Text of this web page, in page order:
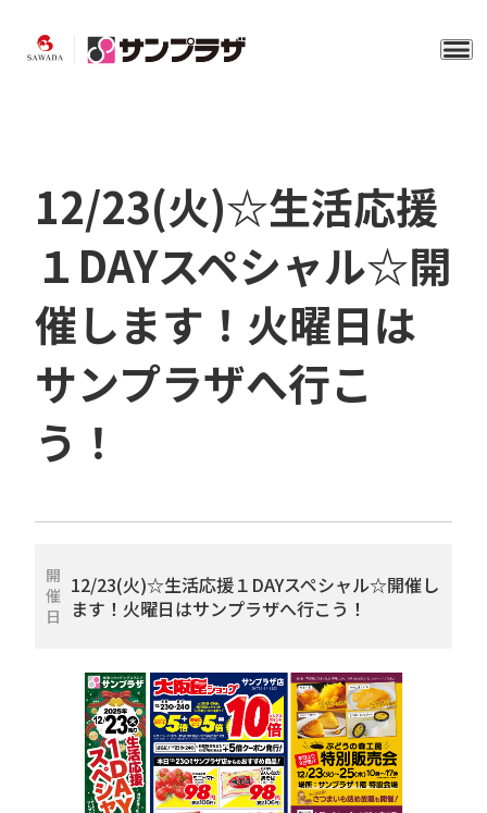
12/23(火)☆生活応援
１DAYスペシャル☆開
催します！火曜日は
サンプラザへ行こ
う！
開
催
日
12/23(火)☆生活応援１DAYスペシャル☆開催し
ます！火曜日はサンプラザへ行こう！